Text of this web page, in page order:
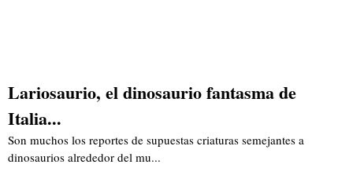
Lariosaurio, el dinosaurio fantasma de
Italia...
Son muchos los reportes de supuestas criaturas semejantes a
dinosaurios alrededor del mu...